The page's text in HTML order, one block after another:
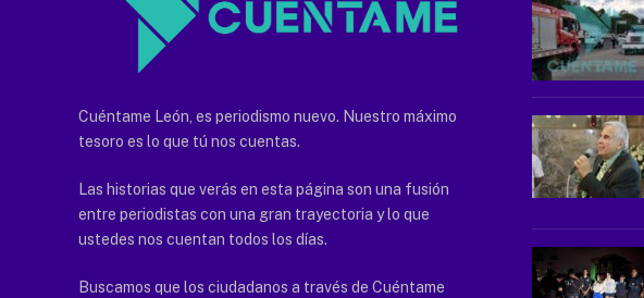
Cuéntame León, es periodismo nuevo. Nuestro máximo
tesoro es lo que tú nos cuentas.
Las historias que verás en esta página son una fusión
entre periodistas con una gran trayectoria y lo que
ustedes nos cuentan todos los días.
Buscamos que los ciudadanos a través de Cuéntame